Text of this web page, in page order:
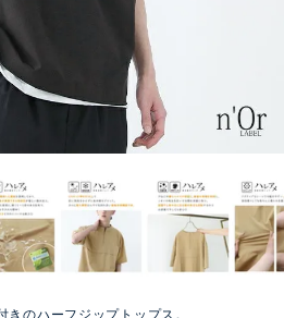
のハーフジップトップス。